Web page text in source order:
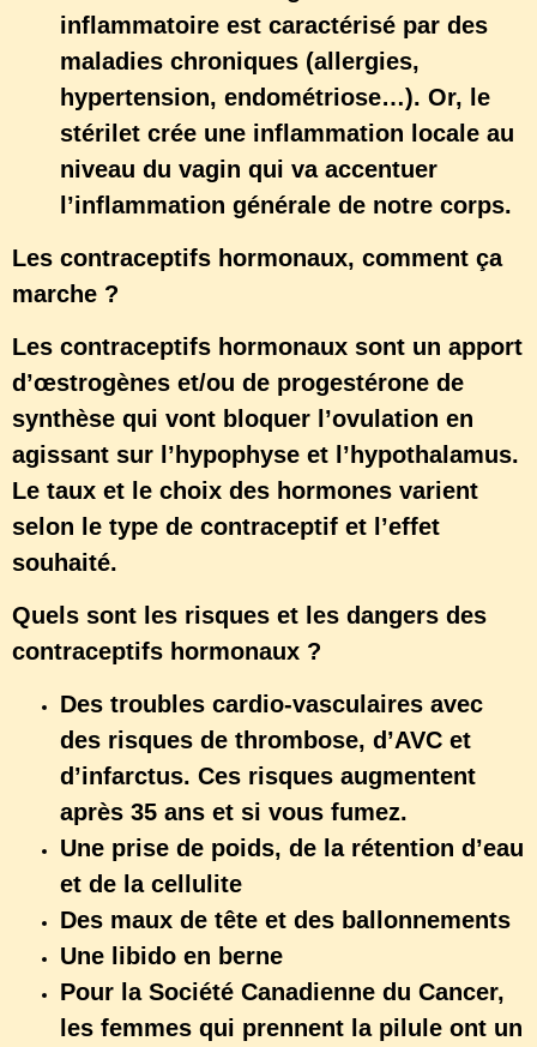
inflammatoire est caractérisé par des
maladies chroniques (allergies,
hypertension, endométriose…). Or, le
stérilet crée une inflammation locale au
niveau du vagin qui va accentuer
l’inflammation générale de notre corps.
Les contraceptifs hormonaux, comment ça
marche ?
Les contraceptifs hormonaux sont un apport
d’œstrogènes et/ou de progestérone de
synthèse qui vont bloquer l’ovulation en
agissant sur l’hypophyse et l’hypothalamus.
Le taux et le choix des hormones varient
selon le type de contraceptif et l’effet
souhaité.
Quels sont les risques et les dangers des
contraceptifs hormonaux ?
Des troubles cardio-vasculaires avec
des risques de thrombose, d’AVC et
d’infarctus. Ces risques augmentent
après 35 ans et si vous fumez.
Une prise de poids, de la rétention d’eau
et de la cellulite
Des maux de tête et des ballonnements
Une libido en berne
Pour la Société Canadienne du Cancer,
les femmes qui prennent la pilule ont un